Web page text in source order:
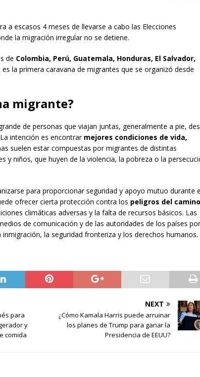
a escasos 4 meses de llevarse a cabo las Elecciones
la migración irregular no se detiene.
de Colombia, Perú, Guatemala, Honduras, El Salvador,
es la primera caravana de migrantes que se organizó desde
migrante?
de personas que viajan juntas, generalmente a pie,
intención es encontrar mejores condiciones de vida,
suelen estar compuestas por migrantes de distintas
y niños, que huyen de la violencia, la pobreza o la
para proporcionar seguridad y apoyo mutuo durante
ofrecer cierta protección contra los peligros del camino
climáticas adversas y la falta de recursos básicos. Las
de comunicación y de las autoridades de los países
la seguridad fronteriza y los derechos humanos.
para
y
comida
NEXT
¿Cómo Kamala Harris puede arruinar
los planes de Trump para ganar la
Presidencia de EEUU?